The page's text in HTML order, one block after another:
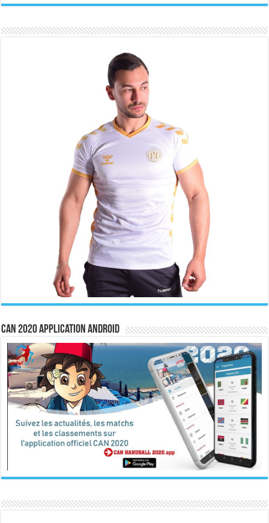
CAN 2020 Application Android